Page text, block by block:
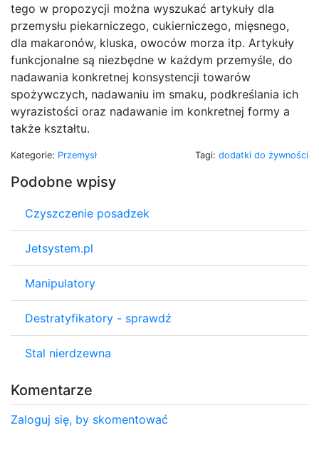
tego w propozycji można wyszukać artykuły dla
przemysłu piekarniczego, cukierniczego, mięsnego,
dla makaronów, kluska, owoców morza itp. Artykuły
funkcjonalne są niezbędne w każdym przemyśle, do
nadawania konkretnej konsystencji towarów
spożywczych, nadawaniu im smaku, podkreślania ich
wyrazistości oraz nadawanie im konkretnej formy a
także kształtu.
Kategorie: Przemysł Tagi: dodatki do żywności
Podobne wpisy
Czyszczenie posadzek
Jetsystem.pl
Manipulatory
Destratyfikatory - sprawdź
Stal nierdzewna
Komentarze
Zaloguj się, by skomentować